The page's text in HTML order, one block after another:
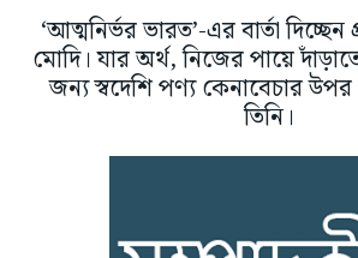
‘আত্মনির্ভর ভারত’-এর বার্তা দিচ্ছেন
মোদি। যার অর্থ, নিজের পায়ে
জন্য স্বদেশি পণ্য কেনাবেচার
তিনি।